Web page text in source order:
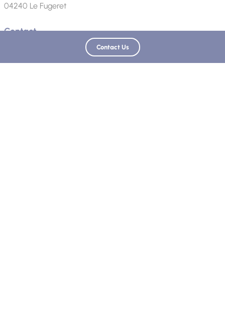
04240 Le Fugeret
Contact
Email Website
Contact Us